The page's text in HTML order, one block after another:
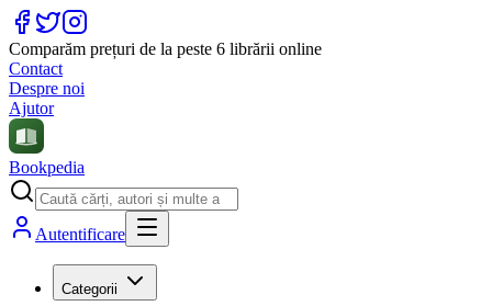
Comparăm prețuri de la peste 6 librării online
Contact
Despre noi
Ajutor
Bookpedia
Autentificare
Categorii